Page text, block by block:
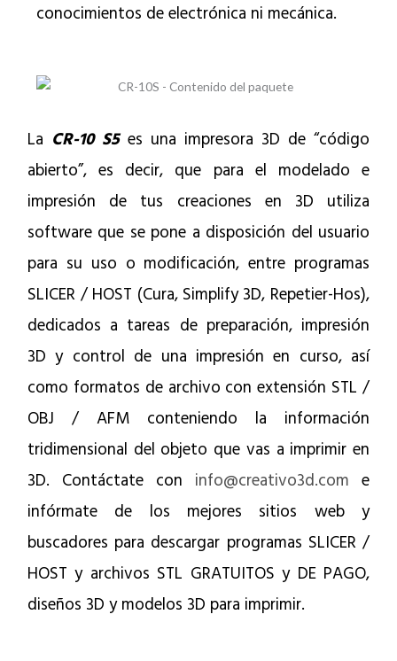
conocimientos de electrónica ni mecánica.
La CR-10 S5es una impresora 3D de “código
abierto”, es decir, que para el modelado e
impresión de tus creaciones en 3D utiliza
software que se pone a disposición del usuario
para su uso o modificación, entre programas
SLICER / HOST (Cura, Simplify 3D, Repetier-Hos),
dedicados a tareas de preparación, impresión
3D y control de una impresión en curso, así
como formatos de archivo con extensión STL /
OBJ / AFM conteniendo la información
tridimensional del objeto que vas a imprimir en
3D. Contáctate con info@creativo3d.com e
infórmate de los mejores sitios web y
buscadores para descargar programas SLICER /
HOST y archivos STL GRATUITOS y DE PAGO,
diseños 3D y modelos 3D para imprimir.